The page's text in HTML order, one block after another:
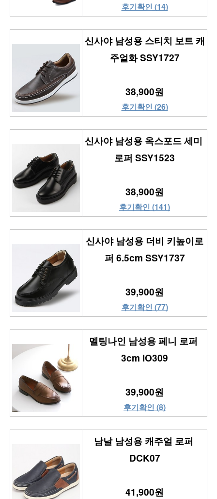
후기확인 (14)
신사야 남성용 스티치 보트 캐
주얼화 SSY1727
38,900원
후기확인 (26)
신사야 남성용 옥스포드 세미
로퍼 SSY1523
38,900원
후기확인 (141)
신사야 남성용 더비 키높이로
퍼 6.5cm SSY1737
39,900원
후기확인 (77)
멜팅나인 남성용 페니 로퍼
3cm IO309
39,900원
후기확인 (8)
남날 남성용 캐주얼 로퍼
DCK07
41,900원